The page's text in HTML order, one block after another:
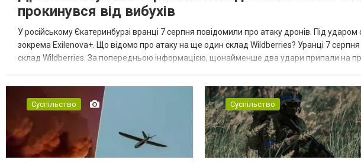
прокинувся від вибухів
У російському Єкатеринбурзі вранці 7 серпня повідомили про атаку дронів. Під
зокрема Exilenova+. Що відомо про атаку на ще один склад Wildberries? Уранці 7 серпня
склад Wildberries. За попередньою інформацією, щонайменше два удари припали на
Суспільство Суспільство